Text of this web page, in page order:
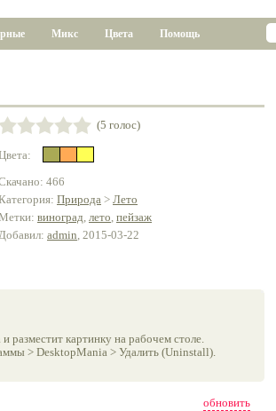
Микс Цвета Помощь
(5 голос)
466
Природа > Лето
виноград, лето, пейзаж
admin, 2015-03-22
разместит картинку на рабочем столе.
> DesktopMania > Удалить (Uninstall).
обновить